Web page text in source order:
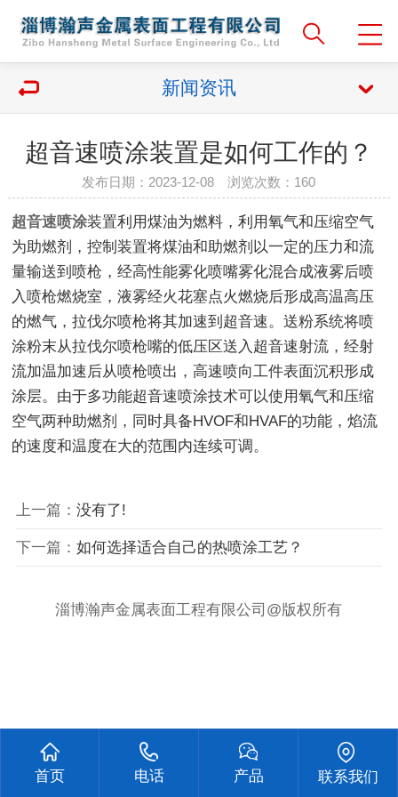
新闻资讯
超音速喷涂装置是如何工作的？
发布日期：2023-12-08 浏览次数： 160
超音速喷涂装置利用煤油为燃料，利用氧气和压缩空气
为助燃剂，控制装置将煤油和助燃剂以一定的压力和流
量输送到喷枪，经高性能雾化喷嘴雾化混合成液雾后喷
入喷枪燃烧室，液雾经火花塞点火燃烧后形成高温高压
的燃气，拉伐尔喷枪将其加速到超音速。送粉系统将喷
涂粉末从拉伐尔喷枪嘴的低压区送入超音速射流，经射
流加温加速后从喷枪喷出，高速喷向工件表面沉积形成
涂层。由于多功能超音速喷涂技术可以使用氧气和压缩
空气两种助燃剂，同时具备HVOF和HVAF的功能，焰流
的速度和温度在大的范围内连续可调。
上一篇： 没有了!
下一篇： 如何选择适合自己的热喷涂工艺？
淄博瀚声金属表面工程有限公司@版权所有
首页 电话 产品 联系我们